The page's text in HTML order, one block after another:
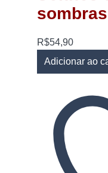
R$54,90
Adicionar ao